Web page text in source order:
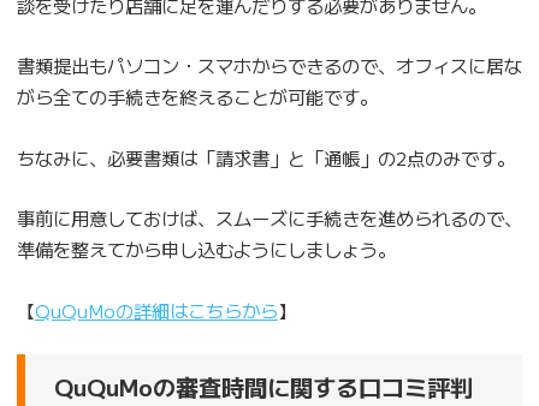
書類提出もパソコン・スマホからできるので、オフィスに居な
がら全ての手続きを終えることが可能です。
ちなみに、必要書類は「請求書」と「通帳」の2点のみです。
事前に用意しておけば、スムーズに手続きを進められるので、
準備を整えてから申し込むようにしましょう。
【QuQuMoの詳細はこちらから】
QuQuMoの審査時間に関する口コミ評判